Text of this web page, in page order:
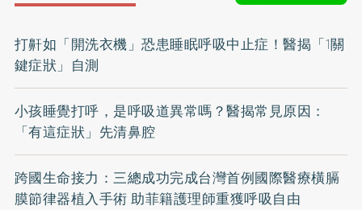
打鼾如「開洗衣機」恐患睡眠呼吸中止症！醫揭「1關
鍵症狀」自測
小孩睡覺打呼，是呼吸道異常嗎？醫揭常見原因：
「有這症狀」先清鼻腔
跨國生命接力：三總成功完成台灣首例國際醫療橫膈
膜節律器植入手術 助菲籍護理師重獲呼吸自由